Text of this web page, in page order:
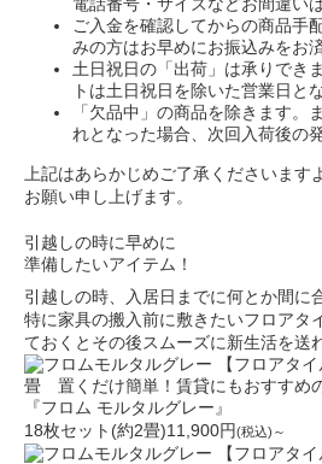
ご入金を確認してからの商品手
みの方はお早めにお振込みをお
土日祝日の「出荷」は承りでき
トは土日祝日を除いた営業日と
「欠品中」の商品を除きます。
れとなった場合、次回入荷後の
上記はあらかじめご了承くださいます
お願い申し上げます。
引越しの時に早めに
準備したいアイテム！
引越しの時、入居日までに何とか間に
特に家具の搬入前に敷きたいフロアタ
ておくとその後スムーズに新生活を送
【フロアタ
畳 置くだけ簡単！賃貸にもおすすめ
『フロム モルタルグレー』
18枚セット(約2畳)11,900円(税込)～
【フロアタ